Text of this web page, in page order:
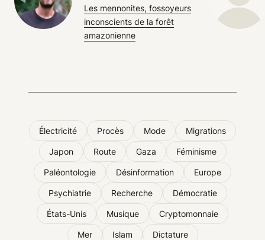
Les mennonites, fossoyeurs
inconscients de la forêt
amazonienne
Électricité Procès Mode Migrations
Japon Route Gaza Féminisme
Paléontologie Désinformation Europe
Psychiatrie Recherche Démocratie
États-Unis Musique Cryptomonnaie
Mer Islam Dictature